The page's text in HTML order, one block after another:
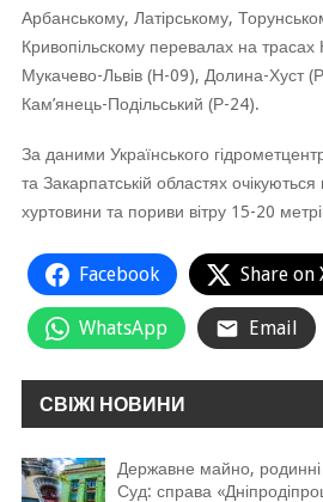
Арбанському, Латірському,
Кривопільскому перевалах на
Мукачево-Львів (Н-09), Долина-Хуст
Кам’янець-Подільський (Р-24).
За даними Українського
та Закарпатській областях
хуртовини та пориви вітру 15-20
Facebook Share on
WhatsApp Email
СВІЖІ НОВИНИ
Державне майно, родинні
Суд: справа